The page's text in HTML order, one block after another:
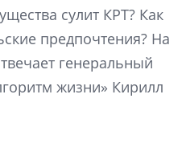
сулит КРТ? Как
предпочтения? На
генеральный
жизни» Кирилл